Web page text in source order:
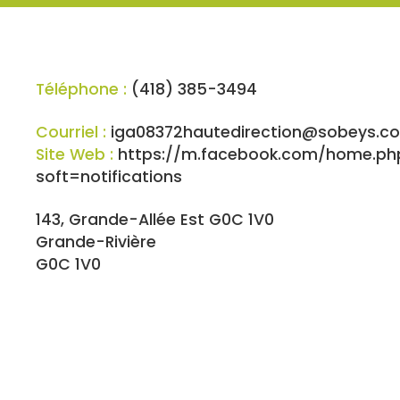
Téléphone : (418) 385-3494
Courriel :
Site Web : https://m.facebook.com/
soft=notifications
143, Grande-Allée Est G0C 1V0
Grande-Rivière
G0C 1V0